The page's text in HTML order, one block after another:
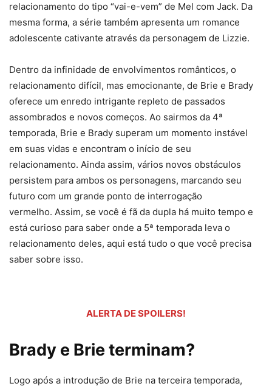
relacionamento do tipo “vai-e-vem” de Mel com Jack. Da
mesma forma, a série também apresenta um romance
adolescente cativante através da personagem de Lizzie.
Dentro da infinidade de envolvimentos românticos, o
relacionamento difícil, mas emocionante, de Brie e Brady
oferece um enredo intrigante repleto de passados ​​
assombrados e novos começos. Ao sairmos da 4ª
temporada, Brie e Brady superam um momento instável
em suas vidas e encontram o início de seu
relacionamento. Ainda assim, vários novos obstáculos
persistem para ambos os personagens, marcando seu
futuro com um grande ponto de interrogação
vermelho. Assim, se você é fã da dupla há muito tempo e
está curioso para saber onde a 5ª temporada leva o
relacionamento deles, aqui está tudo o que você precisa
saber sobre isso.
ALERTA DE SPOILERS!
Brady e Brie terminam?
Logo após a introdução de Brie na terceira temporada,